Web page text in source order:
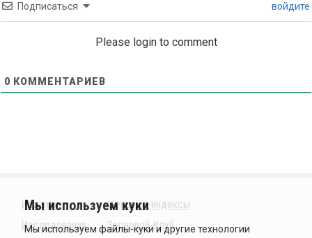
Подписаться войдите
Please login to comment
0 КОММЕНТАРИЕВ
Издания
Исследования
Ценовые индексы
Зерновой Клуб